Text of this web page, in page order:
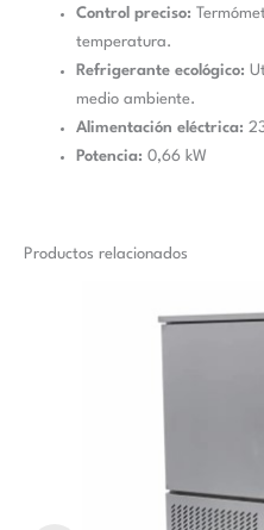
Control preciso:
temperatura.
Refrigerante ecológico:
medio ambiente.
Alimentación eléctrica:
Potencia: 0,66 kW
Productos relacionados
precio